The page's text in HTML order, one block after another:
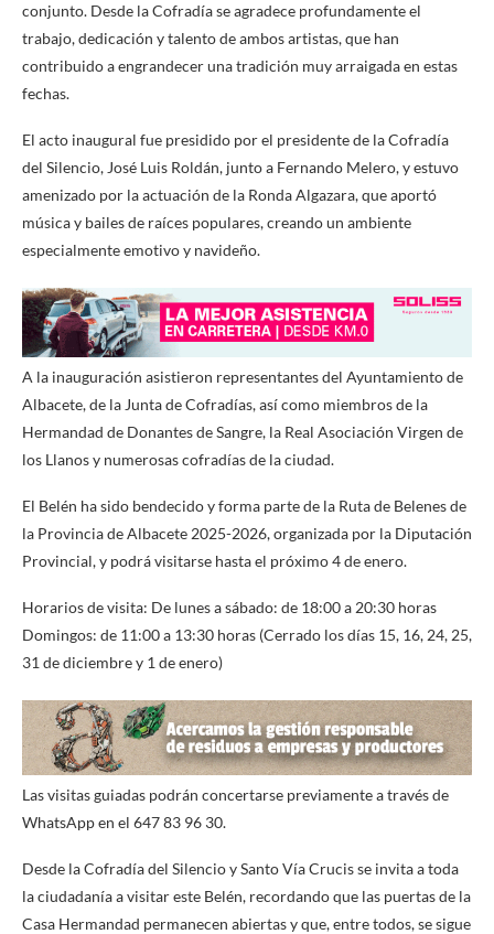
conjunto. Desde la Cofradía se agradece profundamente el
trabajo, dedicación y talento de ambos artistas, que han
contribuido a engrandecer una tradición muy arraigada en estas
fechas.
El acto inaugural fue presidido por el presidente de la Cofradía
del Silencio, José Luis Roldán, junto a Fernando Melero, y estuvo
amenizado por la actuación de la Ronda Algazara, que aportó
música y bailes de raíces populares, creando un ambiente
especialmente emotivo y navideño.
A la inauguración asistieron representantes del Ayuntamiento de
Albacete, de la Junta de Cofradías, así como miembros de la
Hermandad de Donantes de Sangre, la Real Asociación Virgen de
los Llanos y numerosas cofradías de la ciudad.
El Belén ha sido bendecido y forma parte de la Ruta de Belenes de
la Provincia de Albacete 2025-2026, organizada por la Diputación
Provincial, y podrá visitarse hasta el próximo 4 de enero.
Horarios de visita: De lunes a sábado: de 18:00 a 20:30 horas
Domingos: de 11:00 a 13:30 horas (Cerrado los días 15, 16, 24, 25,
31 de diciembre y 1 de enero)
Las visitas guiadas podrán concertarse previamente a través de
WhatsApp en el 647 83 96 30.
Desde la Cofradía del Silencio y Santo Vía Crucis se invita a toda
la ciudadanía a visitar este Belén, recordando que las puertas de la
Casa Hermandad permanecen abiertas y que, entre todos, se sigue